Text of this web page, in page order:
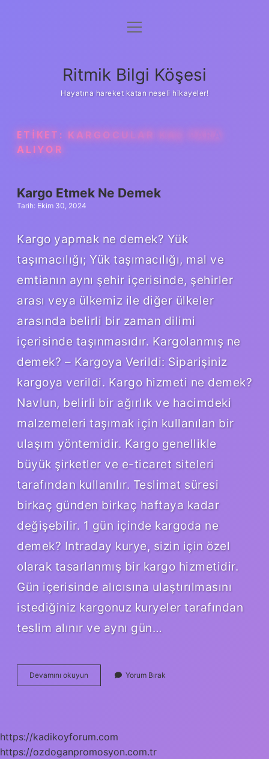
Anasayfa
Yasal Uyarı
menüyü
Ritmik Bilgi Köşesi
Hayatına hareket katan neşeli hikayeler!
ETIKET: KARGOCULAR KAÇ PARA
ALIYOR
Kargo Etmek Ne Demek
Tarih: Ekim 30, 2024
Kargo yapmak ne demek? Yük
taşımacılığı; Yük taşımacılığı, mal ve
emtianın aynı şehir içerisinde, şehirler
arası veya ülkemiz ile diğer ülkeler
arasında belirli bir zaman dilimi
içerisinde taşınmasıdır. Kargolanmış ne
demek? – Kargoya Verildi: Siparişiniz
kargoya verildi. Kargo hizmeti ne demek?
Navlun, belirli bir ağırlık ve hacimdeki
malzemeleri taşımak için kullanılan bir
ulaşım yöntemidir. Kargo genellikle
büyük şirketler ve e-ticaret siteleri
tarafından kullanılır. Teslimat süresi
birkaç günden birkaç haftaya kadar
değişebilir. 1 gün içinde kargoda ne
demek? Intraday kurye, sizin için özel
olarak tasarlanmış bir kargo hizmetidir.
Gün içerisinde alıcısına ulaştırılmasını
istediğiniz kargonuz kuryeler tarafından
teslim alınır ve aynı gün…
Devamını okuyun
Etmek
Yorum Bırak
https://kadikoyforum.com
https://ozdoganpromosyon.com.tr